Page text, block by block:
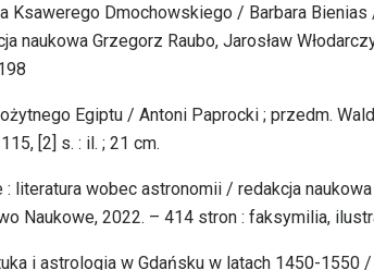
Ksawerego Dmochowskiego / Barbara Bienias
naukowa Grzegorz Raubo, Jarosław
Egiptu / Antoni Paprocki ; przedm.
[2] s. : il. ; 21 cm.
: literatura wobec astronomii / redakcja
Naukowe, 2022. – 414 stron : faksymilia,
i astrologia w Gdańsku w latach 1450-1550